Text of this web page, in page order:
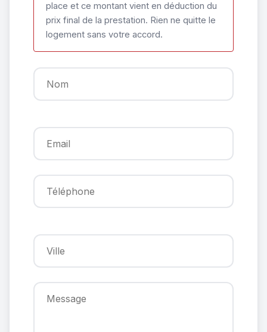
place et ce montant vient en déduction du
prix final de la prestation. Rien ne quitte le
logement sans votre accord.